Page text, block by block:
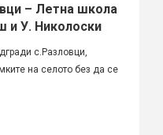
– Летна школа
и У. Николоски
с.Разловци,
на селото без да се